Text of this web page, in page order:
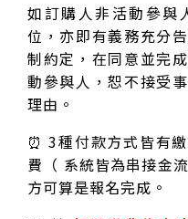
如訂購人非活動參與
位，亦即有義務充分
制約定，在同意並完
動參與人，恕不接受
理由。
⏰ 3種付款方式皆有
費（ 系統皆為串接金
方可算是報名完成。